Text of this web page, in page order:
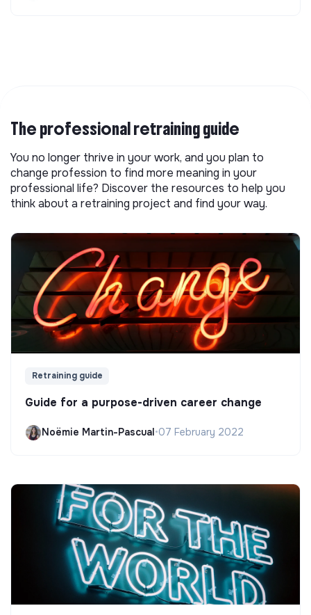
The professional retraining guide
You no longer thrive in your work, and you plan to
change profession to find more meaning in your
professional life? Discover the resources to help you
think about a retraining project and find your way.
Retraining guide
Guide for a purpose-driven career change
Noëmie Martin-Pascual•07 February 2022